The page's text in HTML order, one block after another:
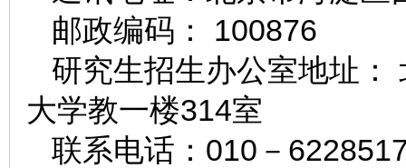
邮政编码： 100876
研究生招生办公室地址：
大学教一楼314室
联系电话：010－